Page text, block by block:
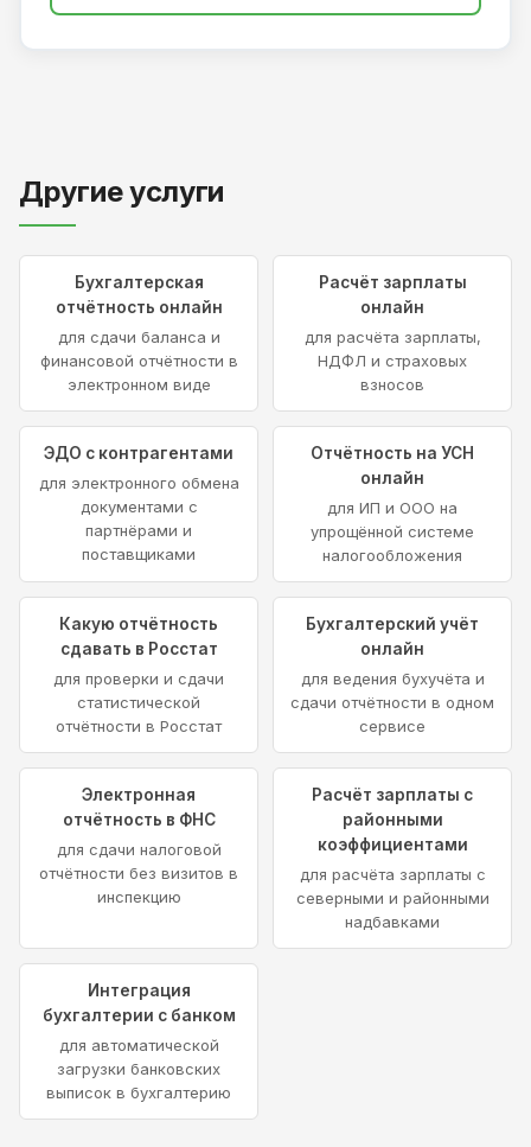
Другие услуги
Бухгалтерская
отчётность онлайн
для сдачи баланса и
финансовой отчётности в
электронном виде
Расчёт зарплаты
онлайн
для расчёта зарплаты,
НДФЛ и страховых
взносов
ЭДО с контрагентами
для электронного обмена
документами с
партнёрами и
поставщиками
Отчётность на УСН
онлайн
для ИП и ООО на
упрощённой системе
налогообложения
Какую отчётность
сдавать в Росстат
для проверки и сдачи
статистической
отчётности в Росстат
Бухгалтерский учёт
онлайн
для ведения бухучёта и
сдачи отчётности в одном
сервисе
Электронная
отчётность в ФНС
для сдачи налоговой
отчётности без визитов в
инспекцию
Расчёт зарплаты с
районными
коэффициентами
для расчёта зарплаты с
северными и районными
надбавками
Интеграция
бухгалтерии с банком
для автоматической
загрузки банковских
выписок в бухгалтерию